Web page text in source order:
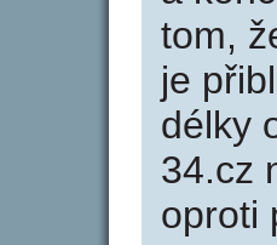
tom,
je
délky
34.cz
oproti